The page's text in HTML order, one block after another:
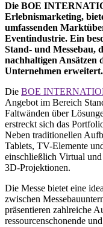
Die BOE
Erlebnismarketing,
umfassenden
Eventindustrie. Ein
Stand- und Messebau,
nachhaltigen Ansätzen
Unternehmen erweitert.
Die BOE
Angebot im Bereich
Faltwänden über
erstreckt sich das
Neben traditionellen
Tablets, TV-Elemente
einschließlich Virtual
3D-Projektionen.
Die Messe bietet eine
zwischen
präsentieren zahlreiche
ressourcenschonende